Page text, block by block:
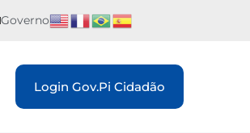
Governo
Login Gov.Pi Cidadão